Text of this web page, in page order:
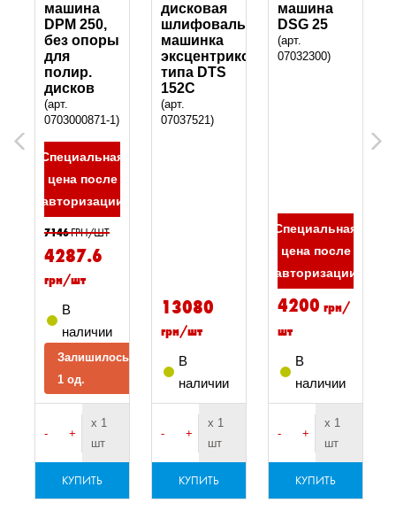
Previous
машина
DPM 250,
без опоры
для
полир.
дисков
(арт.
0703000871-1)
Специальная
цена после
авторизации
7146ГРН/ШТ
4287.6
грн/шт
В
наличии
Залишилось
1 од.
- +
х 1
шт
КУПИТЬ
дисковая
шлифовальная
машинка
эксцентрикового
типа DTS
152C
(арт.
07037521)
13080
грн/шт
В
наличии
- +
х 1
шт
КУПИТЬ
машина
DSG 25
(арт.
07032300)
Специальная
цена после
авторизации
4200 грн/
шт
В
наличии
- +
х 1
шт
КУПИТЬ
Next